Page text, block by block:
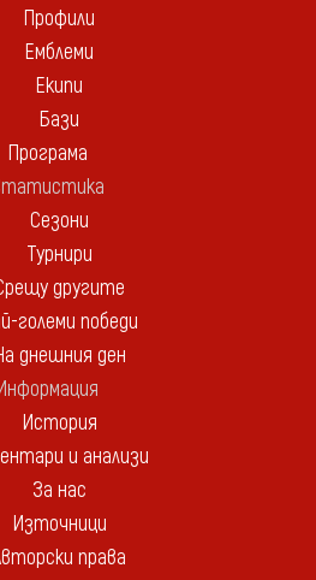
Профили
Емблеми
Екипи
Бази
Програма
Сезони
Турнири
другите
големи победи
днешния ден
История
и анализи
За нас
Източници
права